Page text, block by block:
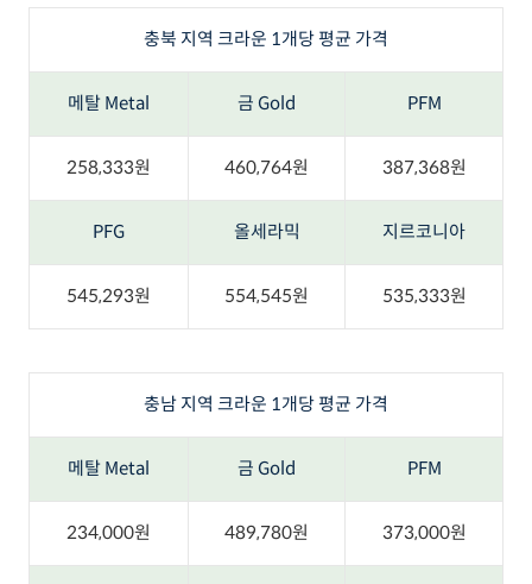
충북 지역 크라운 1개당 평균 가격
메탈 Metal 금 Gold PFM
258,333원 460,764원 387,368원
PFG 올세라믹 지르코니아
545,293원 554,545원 535,333원
충남 지역 크라운 1개당 평균 가격
메탈 Metal 금 Gold PFM
234,000원 489,780원 373,000원